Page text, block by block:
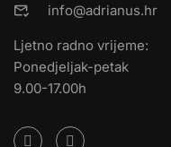
info@adrianus.hr
Ljetno radno vrijeme:
Ponedjeljak-petak
9.00-17.00h